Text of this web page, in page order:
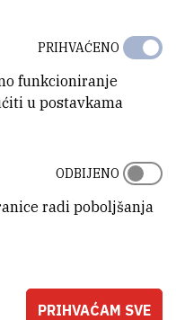
funkcioniranje
u postavkama
PRIHVAĆENO
radi poboljšanja
ODBIJENO
PRIHVAĆAM SVE